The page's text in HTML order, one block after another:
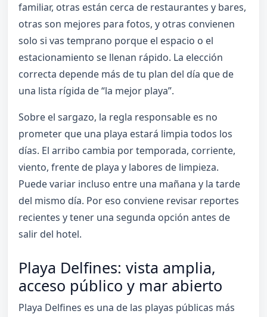
familiar, otras están cerca de restaurantes y bares,
otras son mejores para fotos, y otras convienen
solo si vas temprano porque el espacio o el
estacionamiento se llenan rápido. La elección
correcta depende más de tu plan del día que de
una lista rígida de “la mejor playa”.
Sobre el sargazo, la regla responsable es no
prometer que una playa estará limpia todos los
días. El arribo cambia por temporada, corriente,
viento, frente de playa y labores de limpieza.
Puede variar incluso entre una mañana y la tarde
del mismo día. Por eso conviene revisar reportes
recientes y tener una segunda opción antes de
salir del hotel.
Playa Delfines: vista amplia,
acceso público y mar abierto
Playa Delfines es una de las playas públicas más